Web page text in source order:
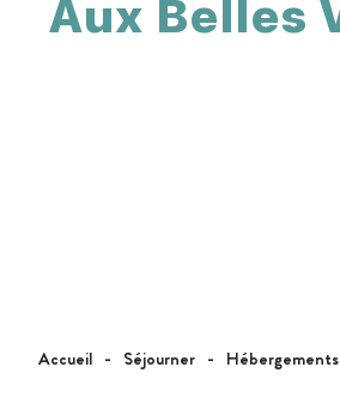
Accueil Séjourner Hébergements
Aux Belles